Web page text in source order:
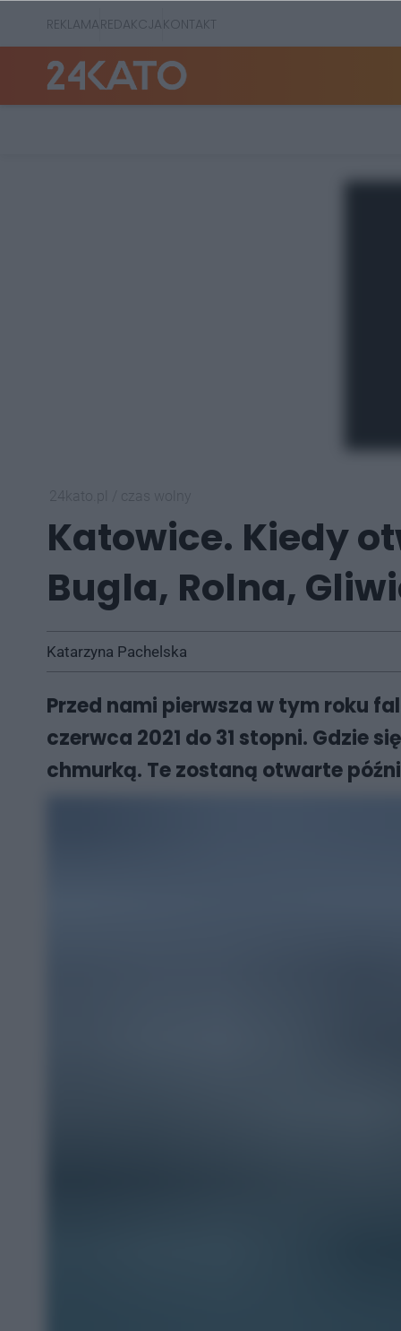
REKLAMAREDAKCJAKONTAKT
Katowice. Kiedy
Bugla, Rolna,
Katarzyna Pachelska
Przed nami pierwsza w tym roku
czerwca 2021 do 31 stopni. Gdzie
chmurką. Te zostaną otwarte